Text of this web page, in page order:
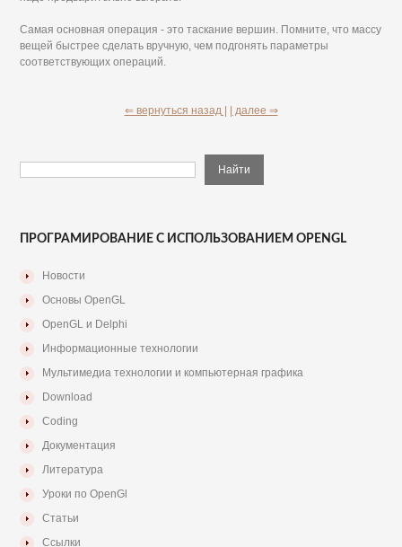
Самая основная операция - это таскание вершин. Помните, что массу
вещей быстрее сделать вручную, чем подгонять параметры
соответствующих операций.
⇐ вернуться назад | | далее ⇒
ПРОГРАМИРОВАНИЕ С ИСПОЛЬЗОВАНИЕМ OPENGL
Новости
Основы OpenGL
OpenGL и Delphi
Информационные технологии
Мультимедиа технологии и компьютерная графика
Download
Coding
Документация
Литература
Уроки по OpenGl
Статьи
Ссылки